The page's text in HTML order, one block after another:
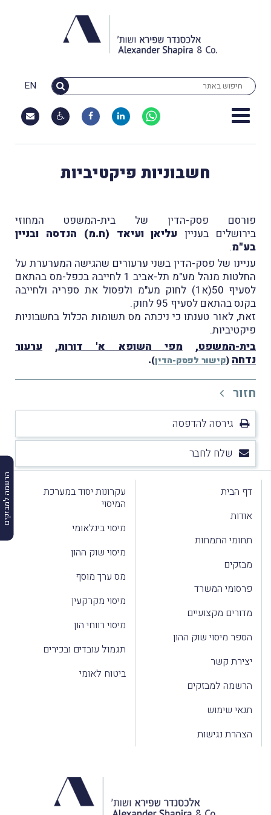
EN
הרשמה למבזקים
חשבוניות פיקטיביות
פורסם פסק-הדין של בית-המשפט המחוזי
בירושלים בעניין עליאן ועיאד (ח.מ) הנדסה ובניין
בע"מ.
עניינו של פסק-הדין בשני ערעורים שהגישה המערערת על
החלטות מנהל מע"מ תל-אביב 1 לחייבהּ בכפל-מס בהתאם
לסעיף 50(א1) לחוק מע"מ ולפסול את ספריה ולחייבהּ
בקנס בהתאם לסעיף 95 לחוק.
זאת, לאור טענתו כי ניכתה מס תשומות הכלול בחשבוניות
פיקטיביות.
בית-המשפט,מפי השופא א' דורות, ערעור
נדחה (קישור לפסק-הדין)
.
חזור
גירסה להדפסה
שלח לחבר
דף הבית
אודות
תחומי התמחות
מבזקים
פרסומי המשרד
מדורים מקצועיים
הספר מיסוי שוק ההון
יצירת קשר
הרשמה למבזקים
תנאי שימוש
הצהרת נגישות
עקרונות יסוד במערכת
המיסוי
מיסוי בינלאומי
מיסוי שוק ההון
מס ערך מוסף
מיסוי מקרקעין
מיסוי רווחי הון
תגמול עובדים ובכירים
ביטוח לאומי